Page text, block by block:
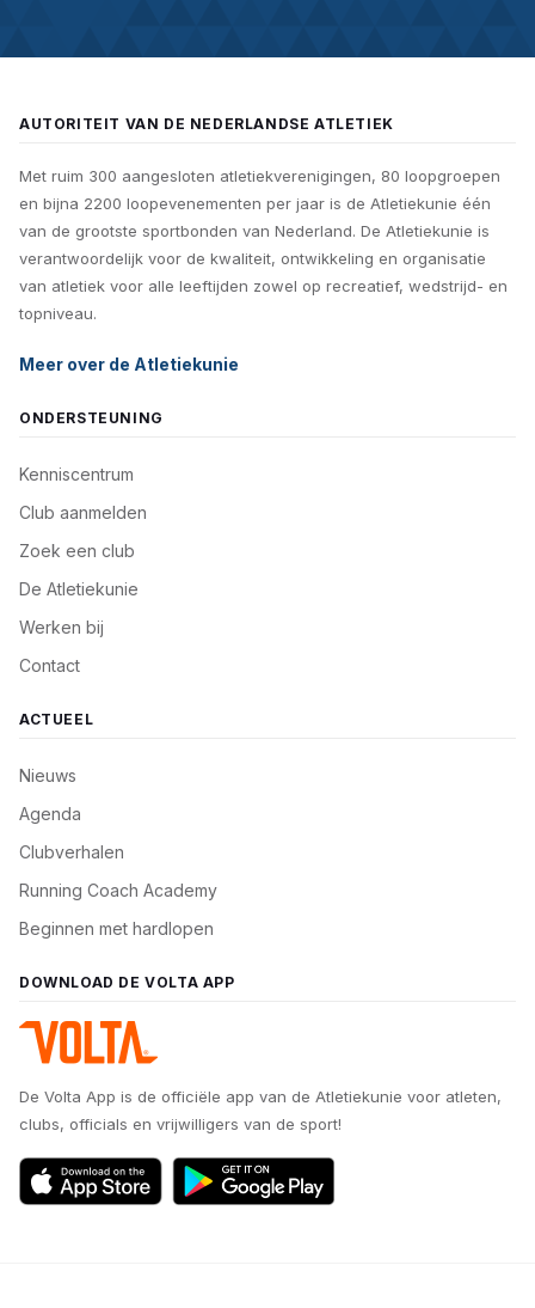
AUTORITEIT VAN DE NEDERLANDSE ATLETIEK
Met ruim 300 aangesloten atletiekverenigingen, 80 loopgroepen
en bijna 2200 loopevenementen per jaar is de Atletiekunie één
van de grootste sportbonden van Nederland. De Atletiekunie is
verantwoordelijk voor de kwaliteit, ontwikkeling en organisatie
van atletiek voor alle leeftijden zowel op recreatief, wedstrijd- en
topniveau.
Meer over de Atletiekunie
ONDERSTEUNING
Kenniscentrum
Club aanmelden
Zoek een club
De Atletiekunie
Werken bij
Contact
ACTUEEL
Nieuws
Agenda
Clubverhalen
Running Coach Academy
Beginnen met hardlopen
DOWNLOAD DE VOLTA APP
De Volta App is de officiële app van de Atletiekunie voor atleten,
clubs, officials en vrijwilligers van de sport!